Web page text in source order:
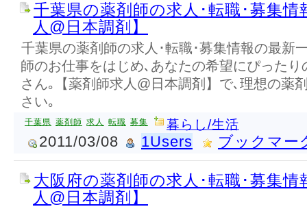
千葉県の薬剤師の求人･転職･募集情
人@日本調剤】
千葉県の薬剤師の求人･転職･募集情報の最新
師のお仕事をはじめ､あなたの希望にぴった
さん｡【薬剤師求人@日本調剤】で､理想の薬
さい｡
千葉県 薬剤師 求人 転職 募集 暮らし/生活
2011/03/08 1Users ブックマー
大阪府の薬剤師の求人･転職･募集情
人@日本調剤】